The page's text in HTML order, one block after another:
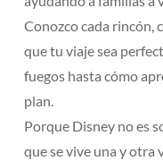
Conozco cada rincón,
que tu viaje sea
fuegos hasta cómo
plan.
Porque Disney no es
que se vive una y otra